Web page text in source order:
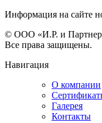
Информация на сайте
© ООО «И.Р. и
Все права защищены.
Навигация
О компании
Галерея
Контакты